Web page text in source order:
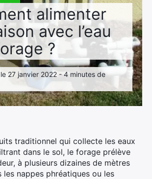
alimenter
avec l’eau
?
27 janvier 2022 - 4 minutes de
traditionnel qui collecte les eaux
dans le sol, le forage prélève
à plusieurs dizaines de mètres
les nappes phréatiques ou les